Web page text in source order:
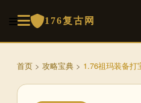
176复古网
首页 > 攻略宝典 > 1.76祖玛装备